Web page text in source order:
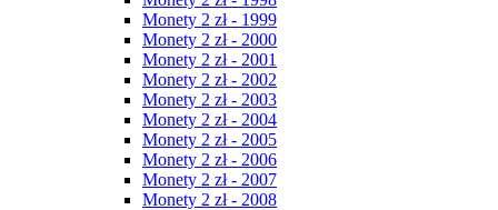
Monety 2 zł - 1999
Monety 2 zł - 2000
Monety 2 zł - 2001
Monety 2 zł - 2002
Monety 2 zł - 2003
Monety 2 zł - 2004
Monety 2 zł - 2005
Monety 2 zł - 2006
Monety 2 zł - 2007
Monety 2 zł - 2008